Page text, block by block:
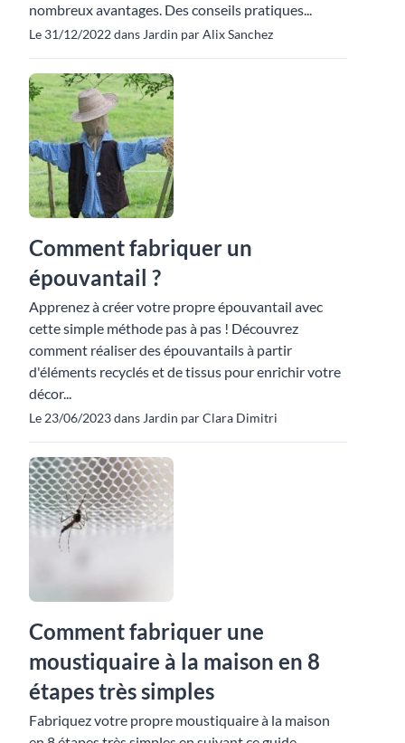
nombreux avantages. Des conseils pratiques...
Le 31/12/2022 dans Jardin par Alix Sanchez
Comment fabriquer un
épouvantail ?
Apprenez à créer votre propre épouvantail avec
cette simple méthode pas à pas ! Découvrez
comment réaliser des épouvantails à partir
d'éléments recyclés et de tissus pour enrichir votre
décor...
Le 23/06/2023 dans Jardin par Clara Dimitri
Comment fabriquer une
moustiquaire à la maison en 8
étapes très simples
Fabriquez votre propre moustiquaire à la maison